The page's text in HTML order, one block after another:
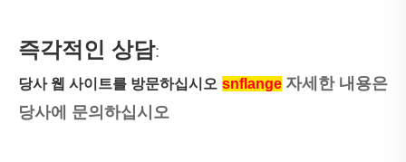
즉각적인 상담:
당사 웹 사이트를 방문하십시오 snflange 자세한 내용은
당사에 문의하십시오